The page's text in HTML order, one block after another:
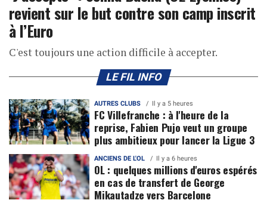
revient sur le but contre son camp inscrit
à l’Euro
C'est toujours une action difficile à accepter.
LE FIL INFO
AUTRES CLUBS Il y a 5 heures
FC Villefranche : à l'heure de la
reprise, Fabien Pujo veut un groupe
plus ambitieux pour lancer la Ligue 3
ANCIENS DE L'OL Il y a 6 heures
OL : quelques millions d'euros espérés
en cas de transfert de George
Mikautadze vers Barcelone